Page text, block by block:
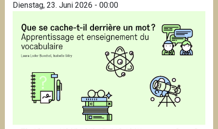
Dienstag, 23. Juni 2026 - 00:00